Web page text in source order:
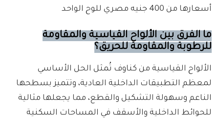
أسعارها من 400 جنيه مصري للوح الواحد
ما الفرق بين الألواح القياسية والمقاومة
للرطوبة والمقاومة للحريق؟
الألواح القياسية من كناوف تُمثل الحل الأساسي
لمعظم التطبيقات الداخلية العادية، وتتميز بسطحها
الناعم وسهولة التشكيل والقطع، مما يجعلها مثالية
للحوائط الداخلية والأسقف في المساحات السكنية